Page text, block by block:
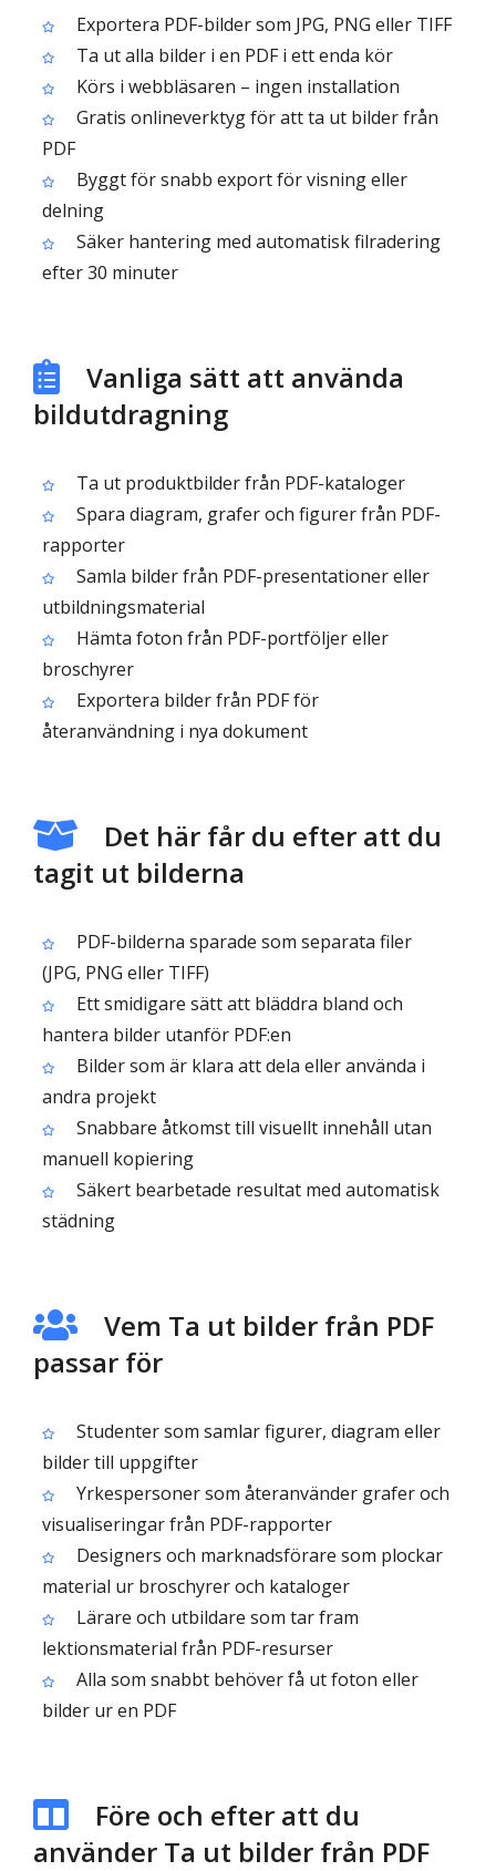
Exportera PDF-bilder som JPG, PNG eller TIFF
Ta ut alla bilder i en PDF i ett enda kör
Körs i webbläsaren – ingen installation
Gratis onlineverktyg för att ta ut bilder från
PDF
Byggt för snabb export för visning eller
delning
Säker hantering med automatisk filradering
efter 30 minuter
Vanliga sätt att använda
bildutdragning
Ta ut produktbilder från PDF-kataloger
Spara diagram, grafer och figurer från PDF-
rapporter
Samla bilder från PDF-presentationer eller
utbildningsmaterial
Hämta foton från PDF-portföljer eller
broschyrer
Exportera bilder från PDF för
återanvändning i nya dokument
Det här får du efter att du
tagit ut bilderna
PDF-bilderna sparade som separata filer
(JPG, PNG eller TIFF)
Ett smidigare sätt att bläddra bland och
hantera bilder utanför PDF:en
Bilder som är klara att dela eller använda i
andra projekt
Snabbare åtkomst till visuellt innehåll utan
manuell kopiering
Säkert bearbetade resultat med automatisk
städning
Vem Ta ut bilder från PDF
passar för
Studenter som samlar figurer, diagram eller
bilder till uppgifter
Yrkespersoner som återanvänder grafer och
visualiseringar från PDF-rapporter
Designers och marknadsförare som plockar
material ur broschyrer och kataloger
Lärare och utbildare som tar fram
lektionsmaterial från PDF-resurser
Alla som snabbt behöver få ut foton eller
bilder ur en PDF
Före och efter att du
använder Ta ut bilder från PDF